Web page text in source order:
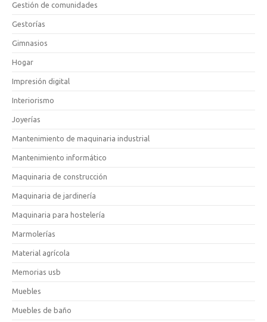
Gestión de comunidades
Gestorías
Gimnasios
Hogar
Impresión digital
Interiorismo
Joyerías
Mantenimiento de maquinaria industrial
Mantenimiento informático
Maquinaria de construcción
Maquinaria de jardinería
Maquinaria para hostelería
Marmolerías
Material agrícola
Memorias usb
Muebles
Muebles de baño